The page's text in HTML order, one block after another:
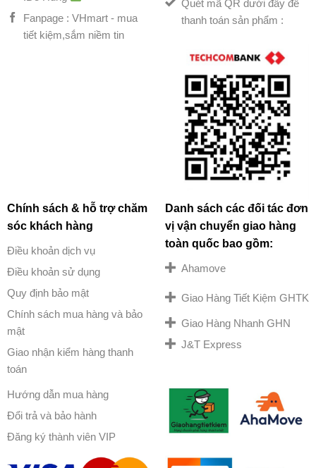
Fanpage : VHmart - mua
tiết kiệm,sắm niềm tin
Quét mã QR dưới đây để
thanh toán sản phẩm :
Chính sách & hỗ trợ chăm
sóc khách hàng
Điều khoản dịch vụ
Điều khoản sử dụng
Quy định bảo mật
Chính sách mua hàng và bảo
mật
Giao nhận kiểm hàng thanh
toán
Hướng dẫn mua hàng
Đổi trả và bảo hành
Đăng ký thành viên VIP
Danh sách các đối tác đơn
vị vận chuyển giao hàng
toàn quốc bao gồm:
Ahamove
Giao Hàng Tiết Kiệm GHTK
Giao Hàng Nhanh GHN
J&T Express